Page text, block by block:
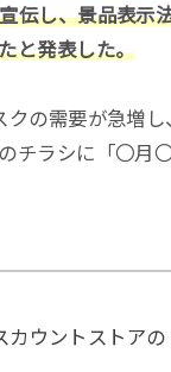
伝し、景品表示
と発表した。
クの需要が急増
チラシに「〇
ウントストア